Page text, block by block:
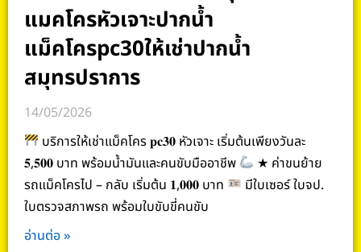
แมคโครหัวเจาะปากน้ำ
แม็คโครpc30ให้เช่าปากน้ำ
สมุทรปราการ
14/05/2026
บริการให้เช่าแม็คโคร 𝐩𝐜𝟑𝟎 หัวเจาะ เริ่มต้นเพียงวันละ
𝟓,𝟓𝟎𝟎 บาท พร้อมน้ำมันและคนขับมืออาชีพ
★ ค่าขนย้าย
รถแม็คโครไป – กลับ เริ่มต้น 𝟏,𝟎𝟎𝟎 บาท
มีใบเซอร์ ใบจป.
ใบตรวจสภาพรถ พร้อมใบขับขี่คนขับ
อ่านต่อ »